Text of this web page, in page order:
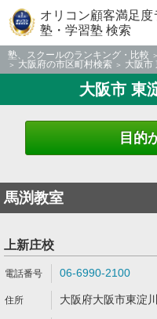
オリコン顧客満足度
塾・学習塾 検索
塾、スクールのランキング・比較
大阪府の市区町村検索
大阪市
大阪市 東
目的
馬渕教室
上新庄校
06-6990-2100
大阪府大阪市東淀